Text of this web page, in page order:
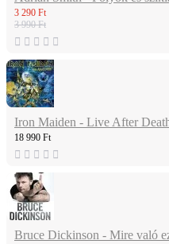
3 290 Ft
3 990 Ft
Iron Maiden - Live After
18 990 Ft
Bruce Dickinson - Mire való